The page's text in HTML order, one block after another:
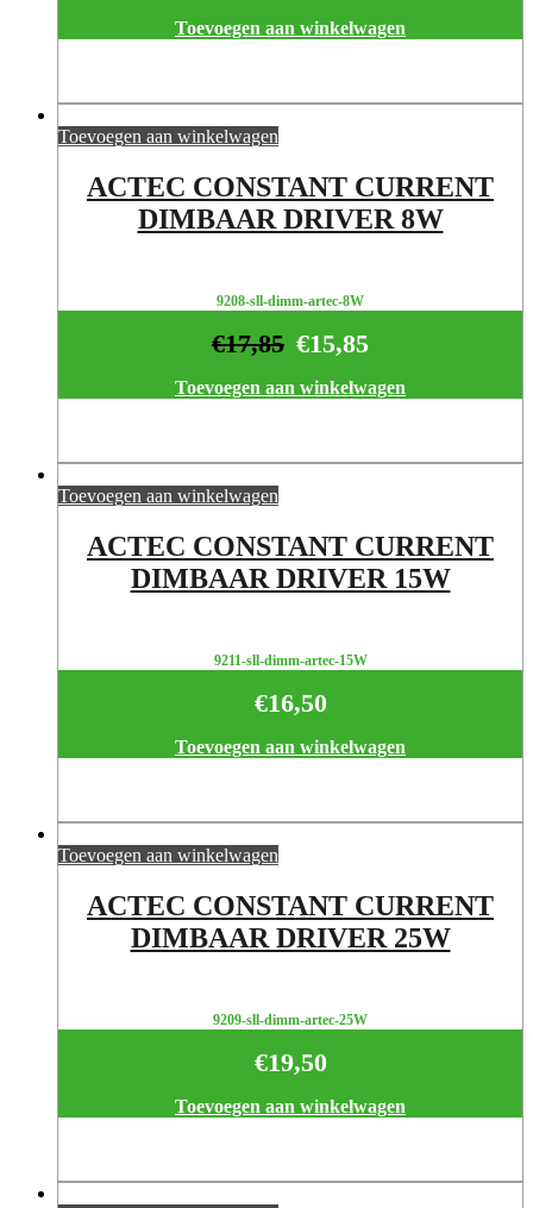
Toevoegen aan winkelwagen
Toevoegen aan winkelwagen
ACTEC CONSTANT CURRENT
DIMBAAR DRIVER 8W
9208-sll-dimm-artec-8W
€15,85
€17,85
Toevoegen aan winkelwagen
Toevoegen aan winkelwagen
ACTEC CONSTANT CURRENT
DIMBAAR DRIVER 15W
9211-sll-dimm-artec-15W
€16,50
Toevoegen aan winkelwagen
Toevoegen aan winkelwagen
ACTEC CONSTANT CURRENT
DIMBAAR DRIVER 25W
9209-sll-dimm-artec-25W
€19,50
Toevoegen aan winkelwagen